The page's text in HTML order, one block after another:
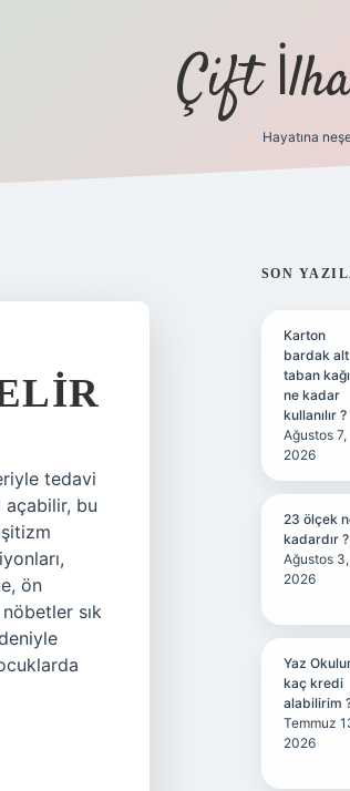
Çift
Hayatına
tedavi
bu
ön
sık
SON
Karton
bardak alt
taban
ne kadar
kullanılır ?
Ağustos 7,
2026
23 ölçek
kadardır ?
Ağustos 3,
2026
Yaz
kaç kredi
alabilirim
Temmuz
2026